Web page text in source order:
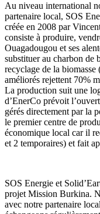
Au niveau international
partenaire local, SOS
créée en 2008 par
consiste à produire,
Ouagadougou et ses
substituer au charbon de
recyclage de la
améliorés rejettent 70%
La production suit une
d’EnerCo prévoit
gérés directement par la
le premier centre de
économique local car il
et 2 temporaires) et fait
SOS Energie et
projet Mission Burkina.
avec notre partenaire